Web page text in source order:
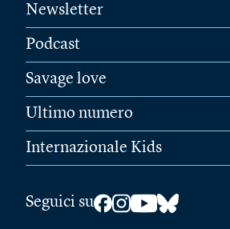
Newsletter
Podcast
Savage love
Ultimo numero
Internazionale Kids
Seguici su